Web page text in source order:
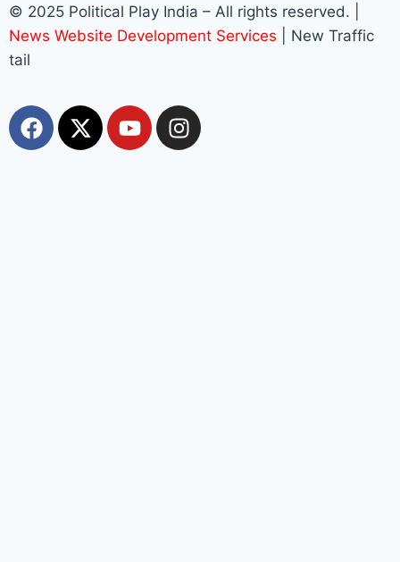
© 2025 Political Play India – All rights reserved. |
News Website Development Services | New Traffic
tail